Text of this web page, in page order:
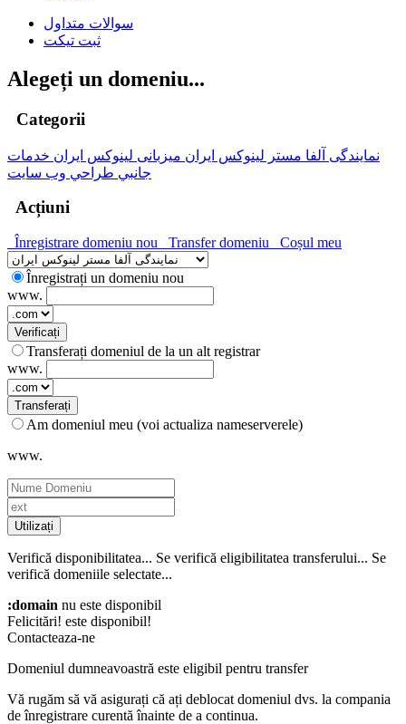
سوالات متداول
ثبت تیکت
Alegeți un domeniu...
Categorii
نمایندگی آلفا مستر لینوکس ایران میزبانی لینوکس ایران خدمات
جانبي طراحي وب سايت
Acțiuni
Înregistrare domeniu nou Transfer domeniu Coșul meu
Înregistrați un domeniu nou
www.
Verificați
Transferați domeniul de la un alt registrar
www.
Transferați
Am domeniul meu (voi actualiza nameserverele)
www.
Utilizați
Verifică disponibilitatea... Se verifică eligibilitatea transferului... Se
verifică domeniile selectate...
:domain nu este disponibil
Felicitări! este disponibil!
Contacteaza-ne
Domeniul dumneavoastră este eligibil pentru transfer
Vă rugăm să vă asigurați că ați deblocat domeniul dvs. la compania
de înregistrare curentă înainte de a continua.